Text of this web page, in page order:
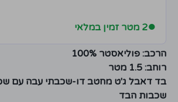
●2 מטר זמין במלאי
הרכב: פוליאסטר 100%
רוחב: 1.5 מטר
בד דאבל ג'ט מחטב דו-שכבתי עבה עם
שכבות הבד